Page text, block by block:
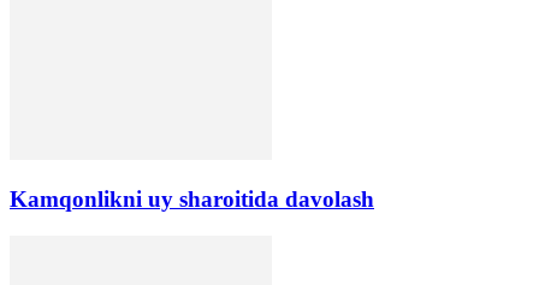
Kamqonlikni uy sharoitida davolash